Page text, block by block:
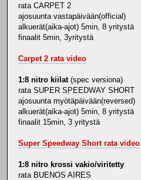
rata CARPET 2
ajosuunta vastapäivään(official)
alkuerät(aika-ajot) 5min, 8 yritystä
finaalit 5min, 3yritystä
Carpet 2 rata video
1:8 nitro kiilat (spec versiona)
rata SUPER SPEEDWAY SHORT
ajosuunta myötäpäivään(reversed)
alkuerät(aika-ajot) 5min, 8 yritystä
finaalit 15min, 3 yritystä
Super Speedway Short rata video
1:8 nitro krossi vakio/viritetty
rata BUENOS AIRES